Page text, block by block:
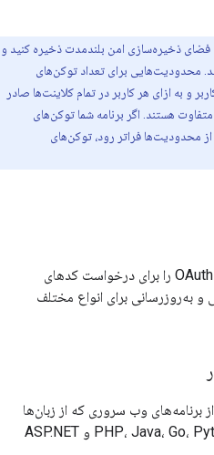
ذخیره‌سازی امن بلندمدت ذخیره کنید و
محدودیت‌هایی برای تعداد توکن‌های
و به ازای هر کاربر در تمام کلاینت‌ها صادر
هستند. اگر برنامه شما توکن‌های
محدودیت‌ها فراتر رود، توکن‌های
این سناریوها نحوه استفاده از OAuth 2.0 را برای درخواست کدهای
به‌روزرسانی برای انواع مختلف
نقطه پایانی Google OAuth 2.0 از برنامه‌های وب سروری که از زبان‌ها
و چارچوب‌هایی مانند PHP، Java، Go، Python، Ruby و ASP.NET